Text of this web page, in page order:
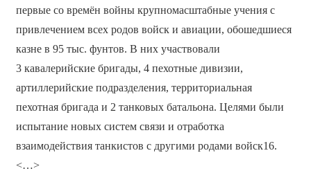
первые со времён войны крупномасштабные учения с
привлечением всех родов войск и авиации, обошедшиеся
казне в 95 тыс. фунтов. В них участвовали
3 кавалерийские бригады, 4 пехотные дивизии,
артиллерийские подразделения, территориальная
пехотная бригада и 2 танковых батальона. Целями были
испытание новых систем связи и отработка
взаимодействия танкистов с другими родами войск16.
<…>